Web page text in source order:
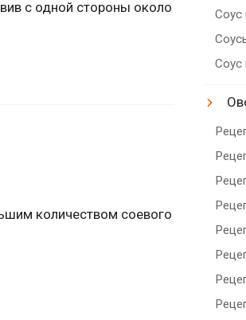
с одной стороны около
количеством соевого